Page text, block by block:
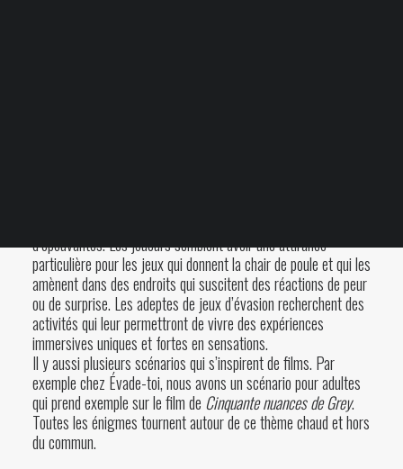
d’épouvantes. Les joueurs semblent avoir une attirance
particulière pour les jeux qui donnent la chair de poule et qui les
amènent dans des endroits qui suscitent des réactions de peur
ou de surprise. Les adeptes de jeux d’évasion recherchent des
activités qui leur permettront de vivre des expériences
immersives uniques et fortes en sensations.
Il y aussi plusieurs scénarios qui s’inspirent de films. Par
exemple chez Évade-toi, nous avons un scénario pour adultes
qui prend exemple sur le film de Cinquante nuances de Grey.
Toutes les énigmes tournent autour de ce thème chaud et hors
du commun.